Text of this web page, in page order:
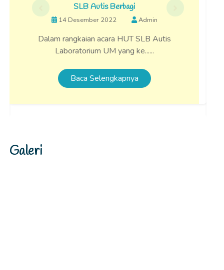
SLB Autis Berbagi
14 Desember 2022 Admin
Dalam rangkaian acara HUT SLB Autis
Laboratorium UM yang ke......
Baca Selengkapnya
Galeri